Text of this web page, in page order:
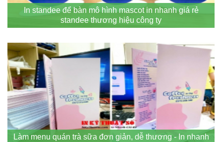
In standee để bàn mô hình mascot in nhanh giá rẻ
standee thương hiệu công ty
Làm menu quán trà sữa đơn giản, dễ thương - In nhanh